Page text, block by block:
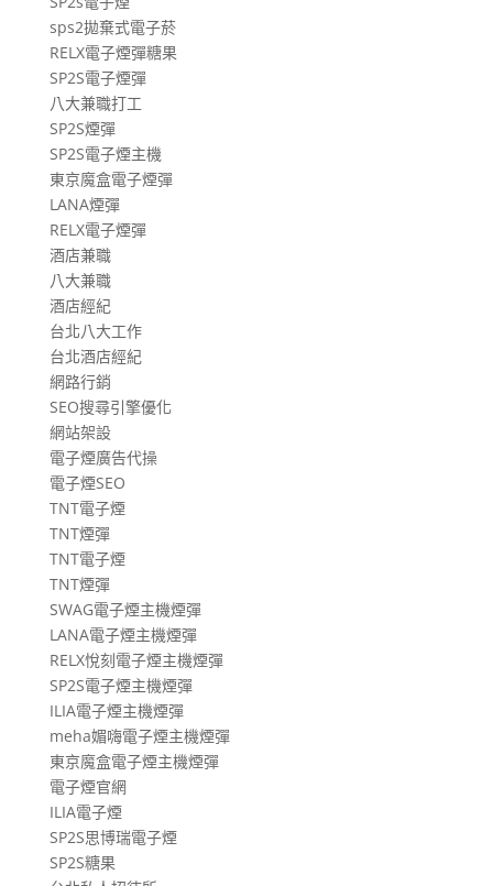
sps2拋棄式電子菸
RELX電子煙彈糖果
SP2S電子煙彈
八大兼職打工
SP2S煙彈
SP2S電子煙主機
東京魔盒電子煙彈
LANA煙彈
RELX電子煙彈
酒店兼職
八大兼職
酒店經紀
台北八大工作
台北酒店經紀
網路行銷
SEO搜尋引擎優化
網站架設
電子煙廣告代操
電子煙SEO
TNT電子煙
TNT煙彈
TNT電子煙
TNT煙彈
SWAG電子煙主機煙彈
LANA電子煙主機煙彈
RELX悅刻電子煙主機煙彈
SP2S電子煙主機煙彈
ILIA電子煙主機煙彈
meha媚嗨電子煙主機煙彈
東京魔盒電子煙主機煙彈
電子煙官網
ILIA電子煙
SP2S思博瑞電子煙
SP2S糖果